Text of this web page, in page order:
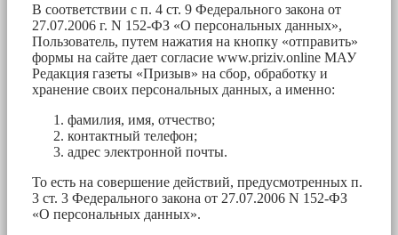
В соответствии с п. 4 ст. 9 Федерального закона от
27.07.2006 г. N 152-ФЗ «О персональных данных»,
Пользователь, путем нажатия на кнопку «отправить»
формы на сайте дает согласие www.priziv.online МАУ
Редакция газеты «Призыв» на сбор, обработку и
хранение своих персональных данных, а именно:
фамилия, имя, отчество;
контактный телефон;
адрес электронной почты.
То есть на совершение действий, предусмотренных п.
3 ст. 3 Федерального закона от 27.07.2006 N 152-ФЗ
«О персональных данных».